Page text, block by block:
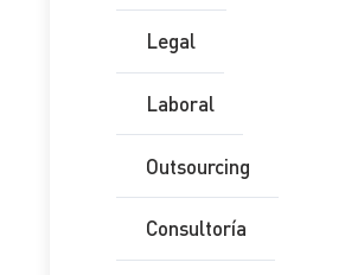
Legal
Laboral
Outsourcing
Consultoría